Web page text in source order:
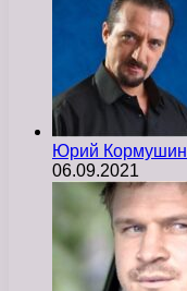
Юрий Кормушин
06.09.2021